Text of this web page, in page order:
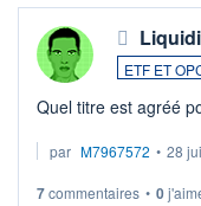
ETF ET
Quel titre est agréé
par M7967572 • 28
7commentaires • 0